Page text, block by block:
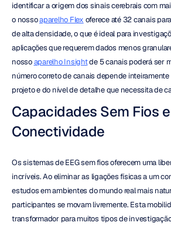
identificar a origem dos sinais cerebrais com
o nosso aparelho Flex oferece até 32 canais
de alta densidade, o que é ideal para
aplicações que requerem dados menos
nosso aparelho Insight de 5 canais poderá ser
número correto de canais depende
projeto e do nível de detalhe que necessita de
Capacidades Sem Fios e
Conectividade
Os sistemas de EEG sem fios oferecem uma
incríveis. Ao eliminar as ligações físicas a um
estudos em ambientes do mundo real mais
participantes se movam livremente. Esta
transformador para muitos tipos de